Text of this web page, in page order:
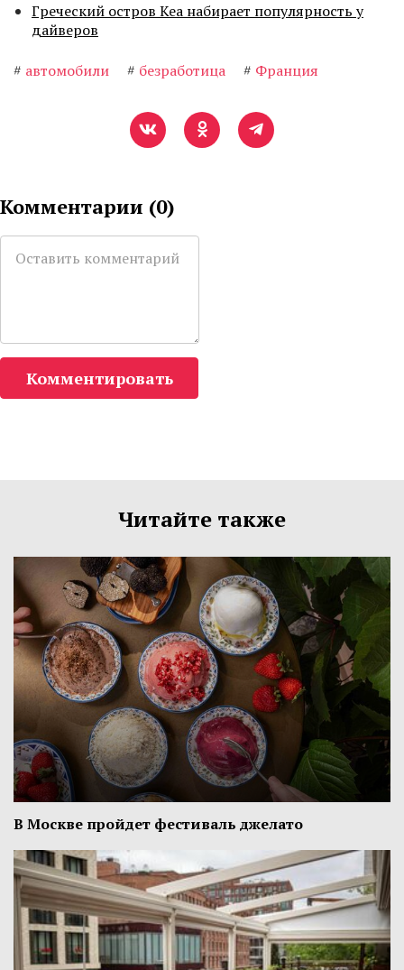
Греческий остров Кеа набирает популярность у
дайверов
# автомобили # безработица # Франция
Комментарии (0)
Комментировать
Читайте также
В Москве пройдет фестиваль джелато